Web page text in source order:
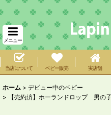
メニュー
当店について ベビー販売 実店舗
ホーム > デビュー中のベビー
>
【売約済】ホーランドロップ 男